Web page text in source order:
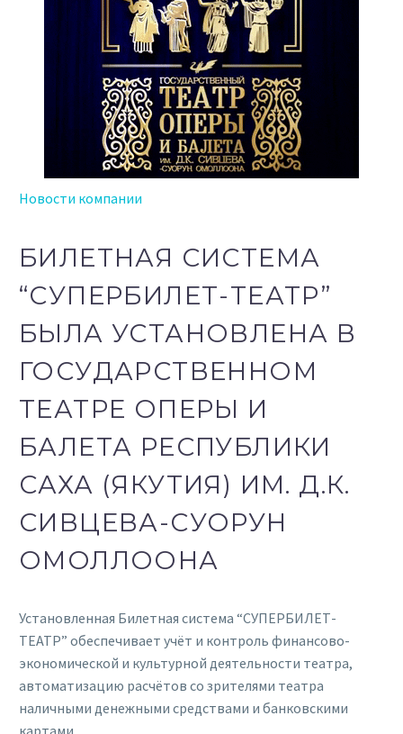
Новости компании
БИЛЕТНАЯ СИСТЕМА
“СУПЕРБИЛЕТ-ТЕАТР”
БЫЛА УСТАНОВЛЕНА В
ГОСУДАРСТВЕННОМ
ТЕАТРЕ ОПЕРЫ И
БАЛЕТА РЕСПУБЛИКИ
САХА (ЯКУТИЯ) ИМ. Д.К.
СИВЦЕВА-СУОРУН
ОМОЛЛООНА
Установленная Билетная система “СУПЕРБИЛЕТ-
ТЕАТР” обеспечивает учёт и контроль финансово-
экономической и культурной деятельности театра,
автоматизацию расчётов со зрителями театра
наличными денежными средствами и банковскими